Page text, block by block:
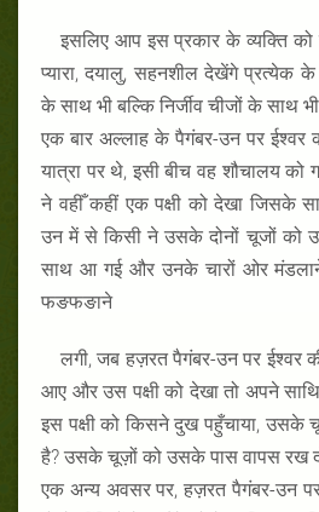
इसलिए आप इस प्रकार के व्यक्ति
प्यारा, दयालु, सहनशील देखेंगे प्रत्येक
के साथ भी बल्कि निर्जीव चीजों के साथ
एक बार अल्लाह के पैगंबर-उन पर
यात्रा पर थे, इसी बीच वह शौचालय
ने वहीँ कहीं एक पक्षी को देखा जिसके
उन में से किसी ने उसके दोनों चूजों को
साथ आ गई और उनके चारों ओर
फङफङाने
लगी, जब हज़रत पैगंबर-उन पर ईश्वर
आए और उस पक्षी को देखा तो अपने
इस पक्षी को किसने दुख पहुँचाया, उसके
है? उसके चूज़ों को उसके पास वापस रख
एक अन्य अवसर पर, हज़रत पैगंबर-उन